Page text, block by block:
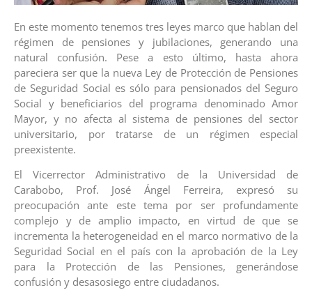
En este momento tenemos tres leyes marco que hablan del
régimen de pensiones y jubilaciones, generando una
natural confusión. Pese a esto último, hasta ahora
pareciera ser que la nueva Ley de Protección de Pensiones
de Seguridad Social es sólo para pensionados del Seguro
Social y beneficiarios del programa denominado Amor
Mayor, y no afecta al sistema de pensiones del sector
universitario, por tratarse de un régimen especial
preexistente.
El Vicerrector Administrativo de la Universidad de
Carabobo, Prof. José Ángel Ferreira, expresó su
preocupación ante este tema por ser profundamente
complejo y de amplio impacto, en virtud de que se
incrementa la heterogeneidad en el marco normativo de la
Seguridad Social en el país con la aprobación de la Ley
para la Protección de las Pensiones, generándose
confusión y desasosiego entre ciudadanos.